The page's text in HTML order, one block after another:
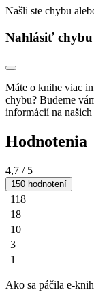
Našli ste chybu
Nahlásiť chybu
Máte o knihe viac
chybu? Budeme
informácií na našich
Hodnotenia
4,7 / 5
150 hodnotení
118
18
10
3
1
Ako sa páčila e-